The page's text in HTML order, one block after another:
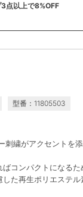
点以上で8%OFF
型番：11805503
刺繍がアクセントを
コンパクトになる
た再生ポリエステル